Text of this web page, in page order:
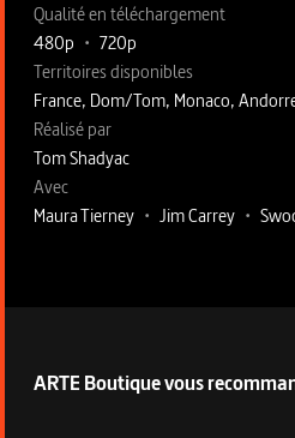
Qualité en téléchargement
480p • 720p
Territoires disponibles
France, Dom/Tom, Monaco,
Fiche technique section droite
Réalisé par
Tom Shadyac
Avec
Maura Tierney • Jim Carrey •
ARTE Boutique vous